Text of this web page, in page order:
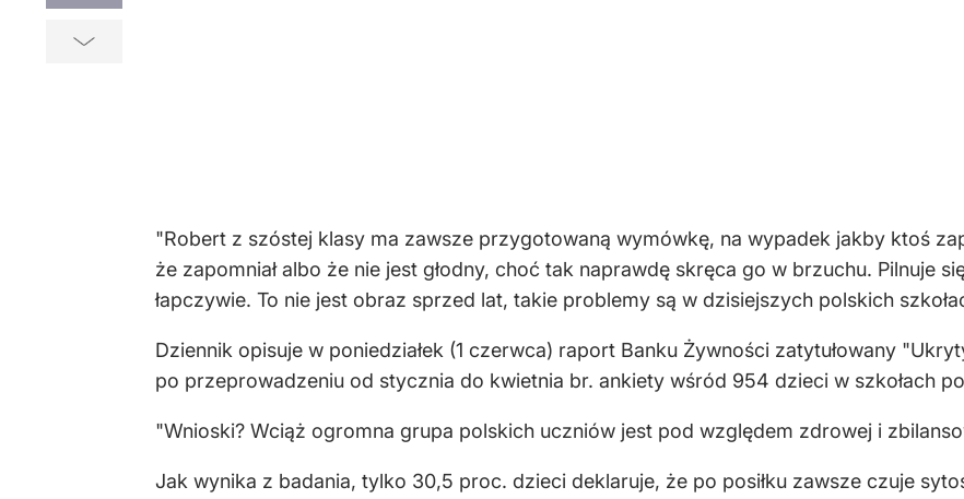
"Robert z szóstej klasy ma zawsze przygotowaną wymówkę, na wypadek jakby ktoś
że zapomniał albo że nie jest głodny, choć tak naprawdę skręca go w brzuchu. Pilnuje
łapczywie. To nie jest obraz sprzed lat, takie problemy są w dzisiejszych polskich
Dziennik opisuje w poniedziałek (1 czerwca) raport Banku Żywności zatytułowany
po przeprowadzeniu od stycznia do kwietnia br. ankiety wśród 954 dzieci w szkołach
"Wnioski? Wciąż ogromna grupa polskich uczniów jest pod względem zdrowej i
Jak wynika z badania, tylko 30,5 proc. dzieci deklaruje, że po posiłku zawsze czuje